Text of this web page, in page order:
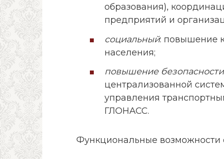
образования),
предприятий и
социальный: повышение
населения;
повышение
централизованной
управления
ГЛОНАСС.
Функциональные возможности